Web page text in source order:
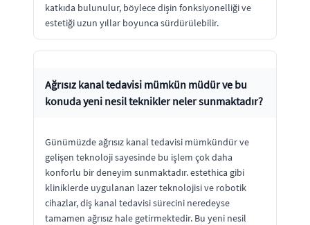
katkıda bulunulur, böylece dişin fonksiyonelliği ve
estetiği uzun yıllar boyunca sürdürülebilir.
Ağrısız kanal tedavisi mümkün müdür ve bu
konuda yeni nesil teknikler neler sunmaktadır?
Günümüzde ağrısız kanal tedavisi mümkündür ve
gelişen teknoloji sayesinde bu işlem çok daha
konforlu bir deneyim sunmaktadır. estethica gibi
kliniklerde uygulanan lazer teknolojisi ve robotik
cihazlar, diş kanal tedavisi sürecini neredeyse
tamamen ağrısız hale getirmektedir. Bu yeni nesil